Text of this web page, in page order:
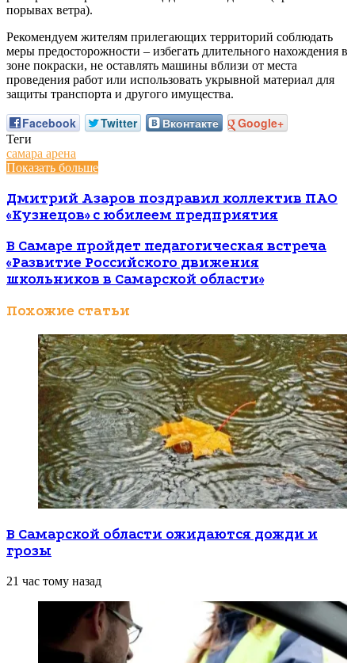
порывах ветра).
Рекомендуем жителям прилегающих территорий соблюдать
меры предосторожности – избегать длительного нахождения в
зоне покраски, не оставлять машины вблизи от места
проведения работ или использовать укрывной материал для
защиты транспорта и другого имущества.
Facebook Twitter Вконтакте Google+
Теги
самара арена
Показать больше
Дмитрий Азаров поздравил коллектив ПАО
«Кузнецов» с юбилеем предприятия
В Самаре пройдет педагогическая встреча
«Развитие Российского движения
школьников в Самарской области»
Похожие статьи
В Самарской области ожидаются дожди и
грозы
21 час тому назад